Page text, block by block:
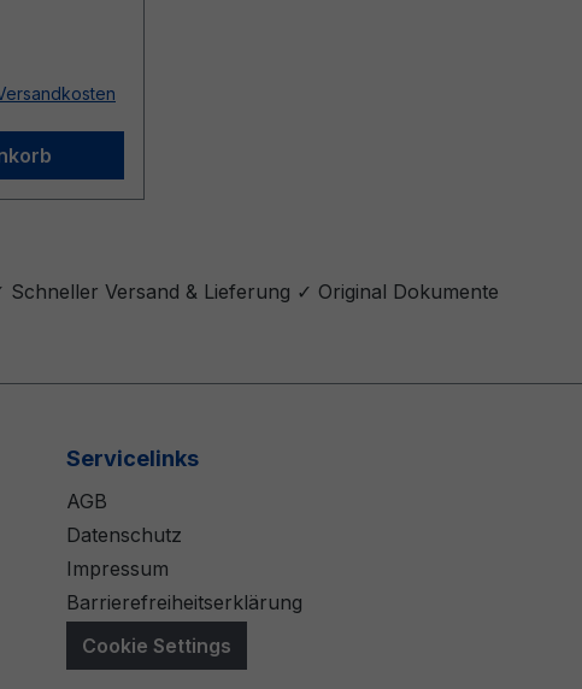
Versand & Lieferung ✓ Original Dokumente
Servicelinks
AGB
Datenschutz
Impressum
Barrierefreiheitserklärung
Cookie Settings